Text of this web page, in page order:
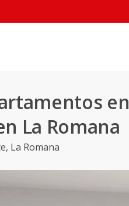
en
La Romana
, La Romana